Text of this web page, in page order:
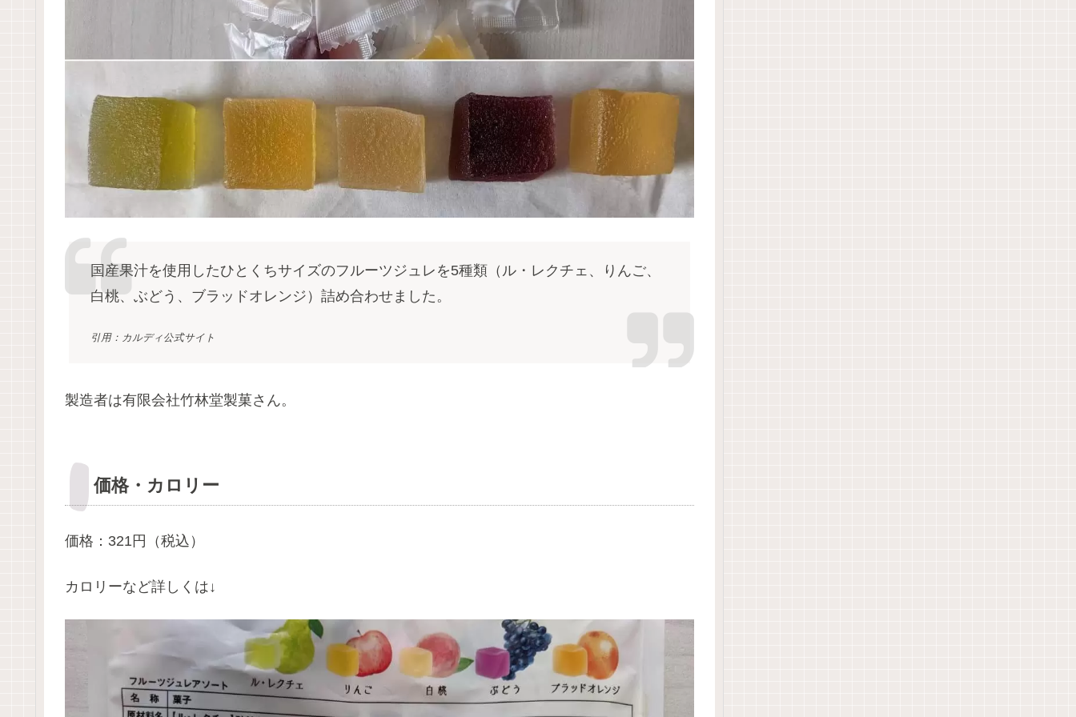
国産果汁を使用したひとくちサイズのフルーツジュレを5種類（ル・レクチェ、りんご、
白桃、ぶどう、ブラッドオレンジ）詰め合わせました。
引用：カルディ公式サイト
製造者は有限会社竹林堂製菓さん。
価格・カロリー
価格：321円（税込）
カロリーなど詳しくは↓